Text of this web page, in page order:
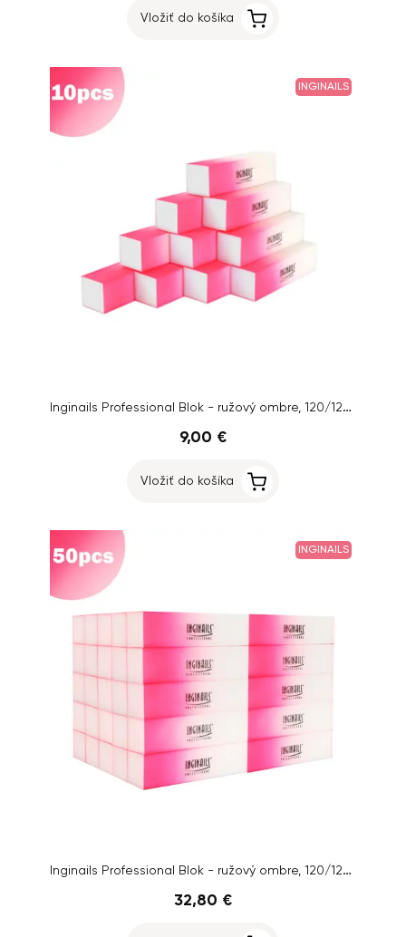
Vložiť do košíka
INGINAILS
Inginails Professional Blok - ružový ombre, 120/120 - 4-stranný
9,00 €
Vložiť do košíka
INGINAILS
Inginails Professional Blok - ružový ombre, 120/120 - 4-stranný
32,80 €